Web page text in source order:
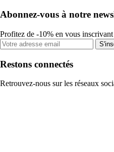
Abonnez-vous à notre
Profitez de -10% en vous
Restons connectés
Retrouvez-nous sur les réseaux